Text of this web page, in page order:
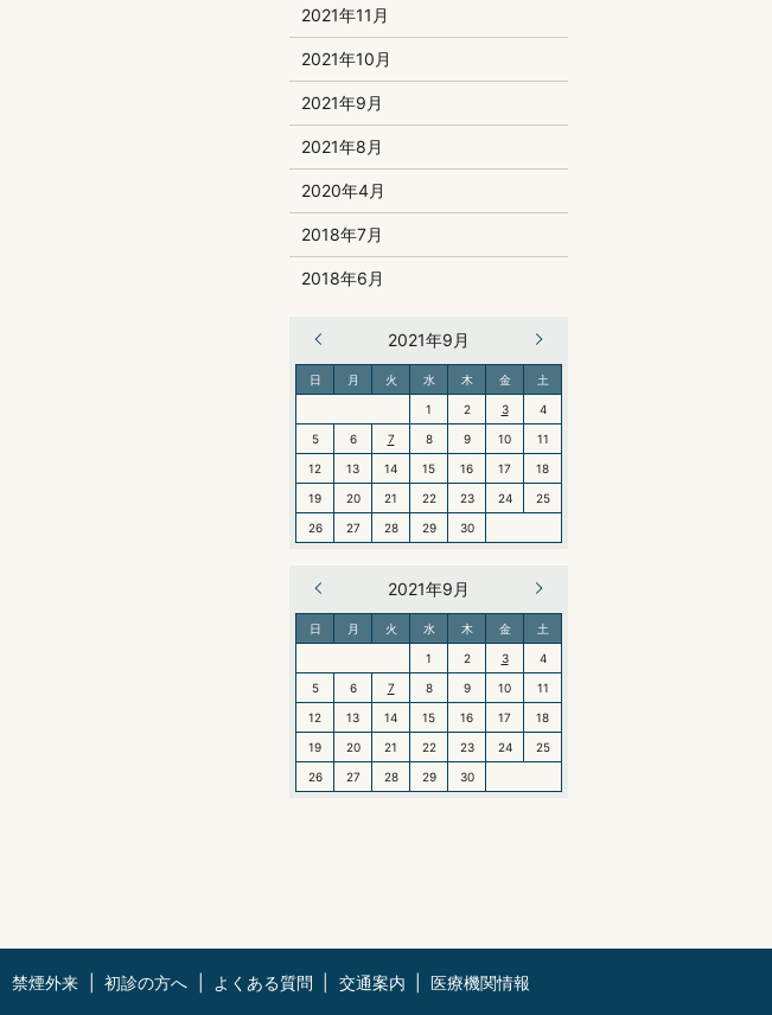
2021年11月
2021年10月
2021年9月
2021年8月
2020年4月
2018年7月
2018年6月
2021年9月
日 月 火 水 木 金 土
1 2 3 4
5 6 7 8 9 10 11
12 13 14 15 16 17 18
19 20 21 22 23 24 25
26 27 28 29 30
2021年9月
日 月 火 水 木 金 土
1 2 3 4
5 6 7 8 9 10 11
12 13 14 15 16 17 18
19 20 21 22 23 24 25
26 27 28 29 30
禁煙外来 初診の方へ よくある質問 交通案内 医療機関情報